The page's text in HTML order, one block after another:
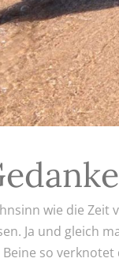
wie die Zeit
Ja und gleich
Beine so